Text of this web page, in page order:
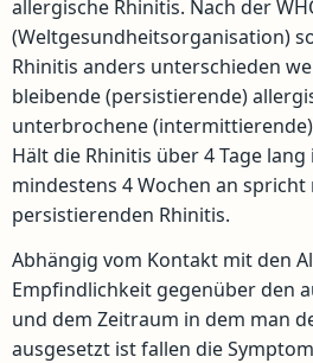
allergische Rhinitis. Nach der
(Weltgesundheitsorganisation)
Rhinitis anders unterschieden
bleibende (persistierende)
unterbrochene
Hält die Rhinitis über 4 Tage
mindestens 4 Wochen an
persistierenden Rhinitis.
Abhängig vom Kontakt mit den
Empfindlichkeit gegenüber den
und dem Zeitraum in dem man
ausgesetzt ist fallen die